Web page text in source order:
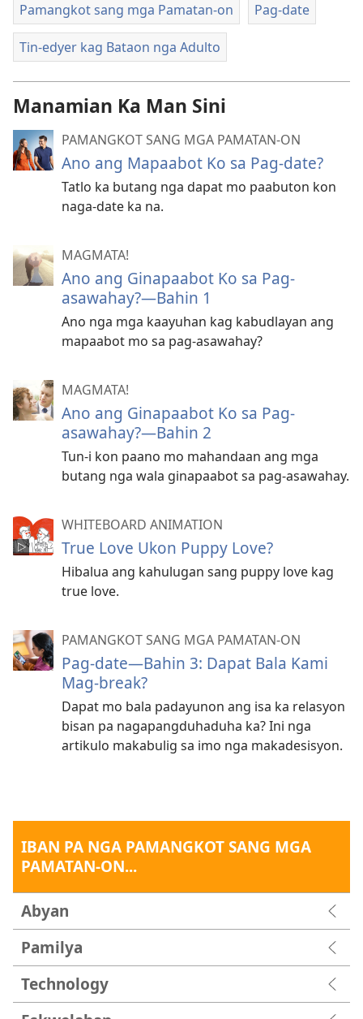
Pamangkot sang mga Pamatan-on Pag-date
Tin-edyer kag Bataon nga Adulto
Manamian Ka Man Sini
PAMANGKOT SANG MGA PAMATAN-ON
Ano ang Mapaabot Ko sa Pag-date?
Tatlo ka butang nga dapat mo paabuton kon
naga-date ka na.
MAGMATA!
Ano ang Ginapaabot Ko sa Pag-
asawahay?—Bahin 1
Ano nga mga kaayuhan kag kabudlayan ang
mapaabot mo sa pag-asawahay?
MAGMATA!
Ano ang Ginapaabot Ko sa Pag-
asawahay?​—Bahin 2
Tun-i kon paano mo mahandaan ang mga
butang nga wala ginapaabot sa pag-asawahay.
WHITEBOARD ANIMATION
True Love Ukon Puppy Love?
Hibalua ang kahulugan sang puppy love kag
true love.
PAMANGKOT SANG MGA PAMATAN-ON
Pag-date—Bahin 3: Dapat Bala Kami
Mag-break?
Dapat mo bala padayunon ang isa ka relasyon
bisan pa nagapangduhaduha ka? Ini nga
artikulo makabulig sa imo nga makadesisyon.
IBAN PA NGA PAMANGKOT SANG MGA
PAMATAN-ON...
Abyan
Pamilya
Technology